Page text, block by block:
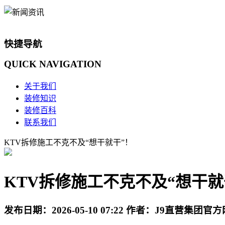
快捷导航
QUICK NAVIGATION
关于我们
装修知识
装修百科
联系我们
KTV拆修施工不克不及“想干就干”！
KTV拆修施工不克不及“想干就
发布日期： 2026-05-10 07:22 作者： J9直营集团官方